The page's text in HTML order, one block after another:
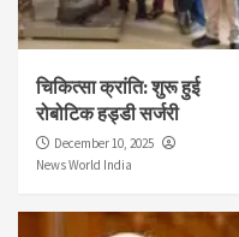
चिकित्सा क्रांति: शुरू हुई
रोबोटिक हड्डी सर्जरी
December 10, 2025
News World India